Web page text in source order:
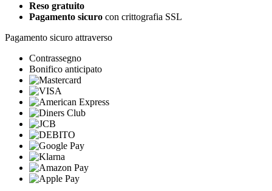
Reso gratuito
Pagamento sicuro con crittografia SSL
Pagamento sicuro attraverso
Contrassegno
Bonifico anticipato